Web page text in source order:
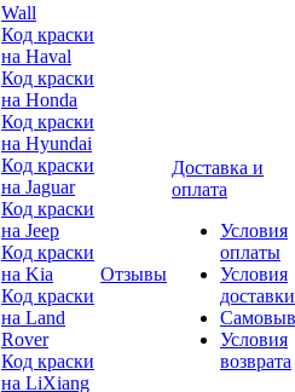
Wall
Код краски
на Haval
Код краски
на Honda
Код краски
на Hyundai
Код краски
на Jaguar
Код краски
на Jeep
Код краски
на Kia
Код краски
на Land
Rover
Код краски
на LiXiang
Отзывы
Доставка и
оплата
Условия
оплаты
Условия
доставки
Условия
возврата